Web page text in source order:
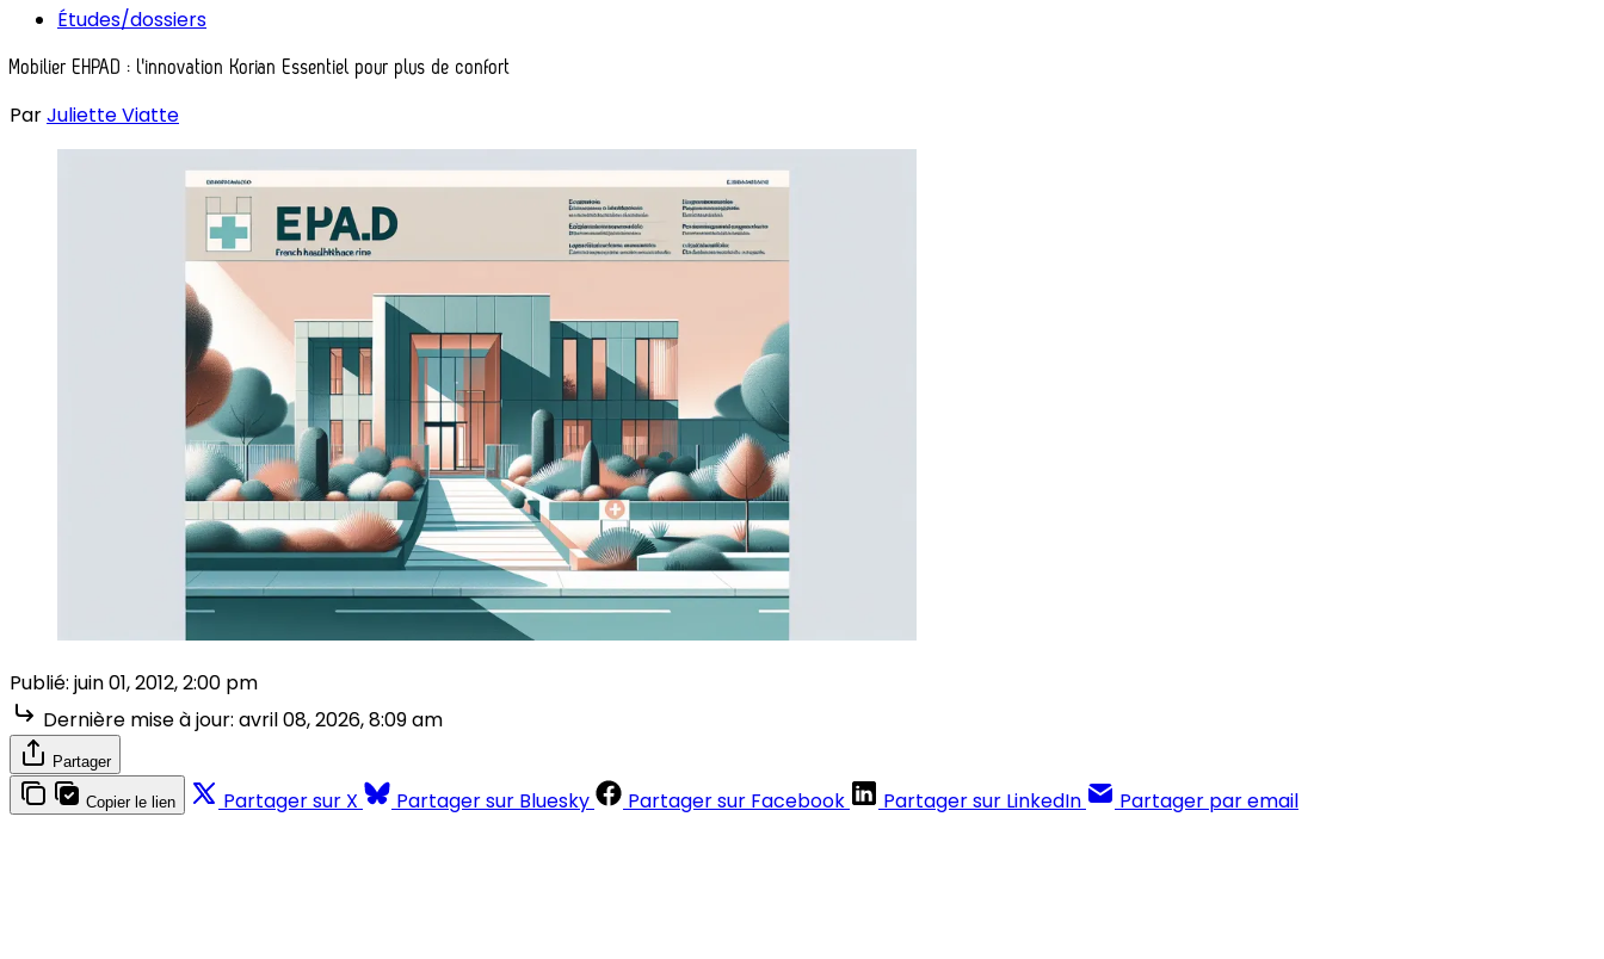
Études/dossiers
Mobilier EHPAD : l'innovation Korian Essentiel pour plus de confort
ParJuliette Viatte
Publié: juin 01, 2012, 2:00 pm
Dernière mise à jour: avril 08, 2026, 8:09 am
Partager
Copier le lien Partager sur X Partager sur Bluesky Partager sur Facebook Partager sur LinkedIn Partager par email